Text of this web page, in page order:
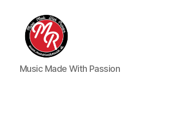
Marco
Roth
Music Made With Passion